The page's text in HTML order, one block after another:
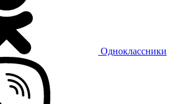
Одноклассники